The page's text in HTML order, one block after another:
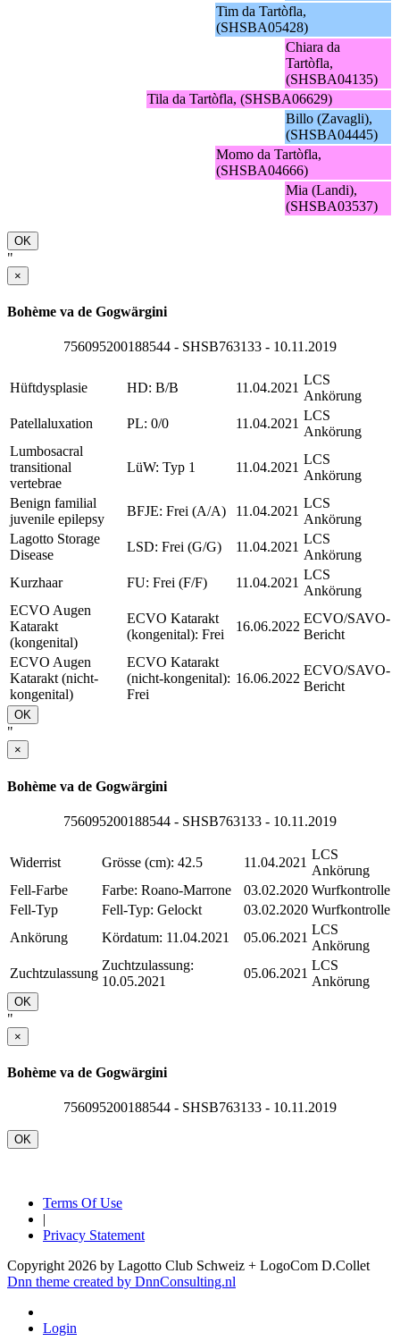
Tim da Tartòfla,
(SHSBA05428)
Chiara da
Tartòfla,
(SHSBA04135)
Tila da Tartòfla, (SHSBA06629)
Billo (Zavagli),
(SHSBA04445)
Momo da Tartòfla,
(SHSBA04666)
Mia (Landi),
(SHSBA03537)
OK
"
×
Bohème va de Gogwärgini
756095200188544 - SHSB763133 - 10.11.2019
Hüftdysplasie HD: B/B 11.04.2021
LCS
Ankörung
Patellaluxation
PL: 0/0 11.04.2021
LCS
Ankörung
Lumbosacral
transitional
vertebrae
LüW: Typ 1 11.04.2021
LCS
Ankörung
Benign familial
juvenile epilepsy
BFJE: Frei (A/A) 11.04.2021
LCS
Ankörung
Lagotto Storage
Disease
LSD: Frei (G/G) 11.04.2021
LCS
Ankörung
Kurzhaar
FU: Frei (F/F) 11.04.2021
LCS
Ankörung
ECVO Augen
Katarakt
(kongenital)
ECVO Katarakt
(kongenital): Frei
16.06.2022
ECVO/SAVO-
Bericht
ECVO Augen
Katarakt (nicht-
kongenital)
ECVO Katarakt
(nicht-kongenital):
Frei
16.06.2022
ECVO/SAVO-
Bericht
OK
"
×
Bohème va de Gogwärgini
756095200188544 - SHSB763133 - 10.11.2019
Widerrist Grösse (cm): 42.5 11.04.2021
LCS
Ankörung
Fell-Farbe
Farbe: Roano-Marrone 03.02.2020 Wurfkontrolle
Fell-Typ
Fell-Typ: Gelockt 03.02.2020 Wurfkontrolle
Ankörung
Kördatum: 11.04.2021 05.06.2021
LCS
Ankörung
Zuchtzulassung
Zuchtzulassung:
10.05.2021
05.06.2021
LCS
Ankörung
OK
"
×
Bohème va de Gogwärgini
756095200188544 - SHSB763133 - 10.11.2019
OK
Terms Of Use
Privacy Statement
Copyright 2026 by Lagotto Club Schweiz + LogoCom D.Collet
Dnn theme created by DnnConsulting.nl
Login